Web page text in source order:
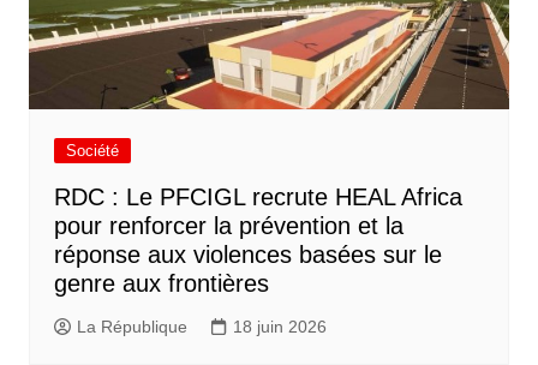
Société
RDC : Le PFCIGL recrute HEAL Africa
pour renforcer la prévention et la
réponse aux violences basées sur le
genre aux frontières
La République 18 juin 2026